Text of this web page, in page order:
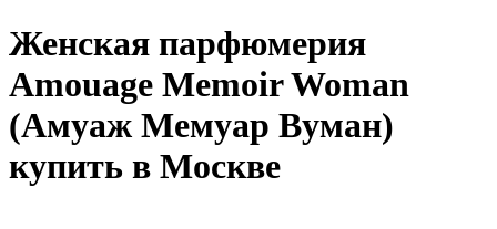
Женская парфюмерия
Amouage Memoir Woman
(Амуаж Мемуар Вуман)
купить в Москве